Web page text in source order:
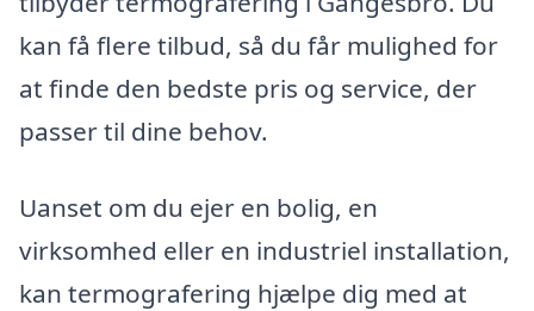
kan få flere tilbud, så du får mulighed for
at finde den bedste pris og service, der
passer til dine behov.
Uanset om du ejer en bolig, en
virksomhed eller en industriel installation,
kan termografering hjælpe dig med at